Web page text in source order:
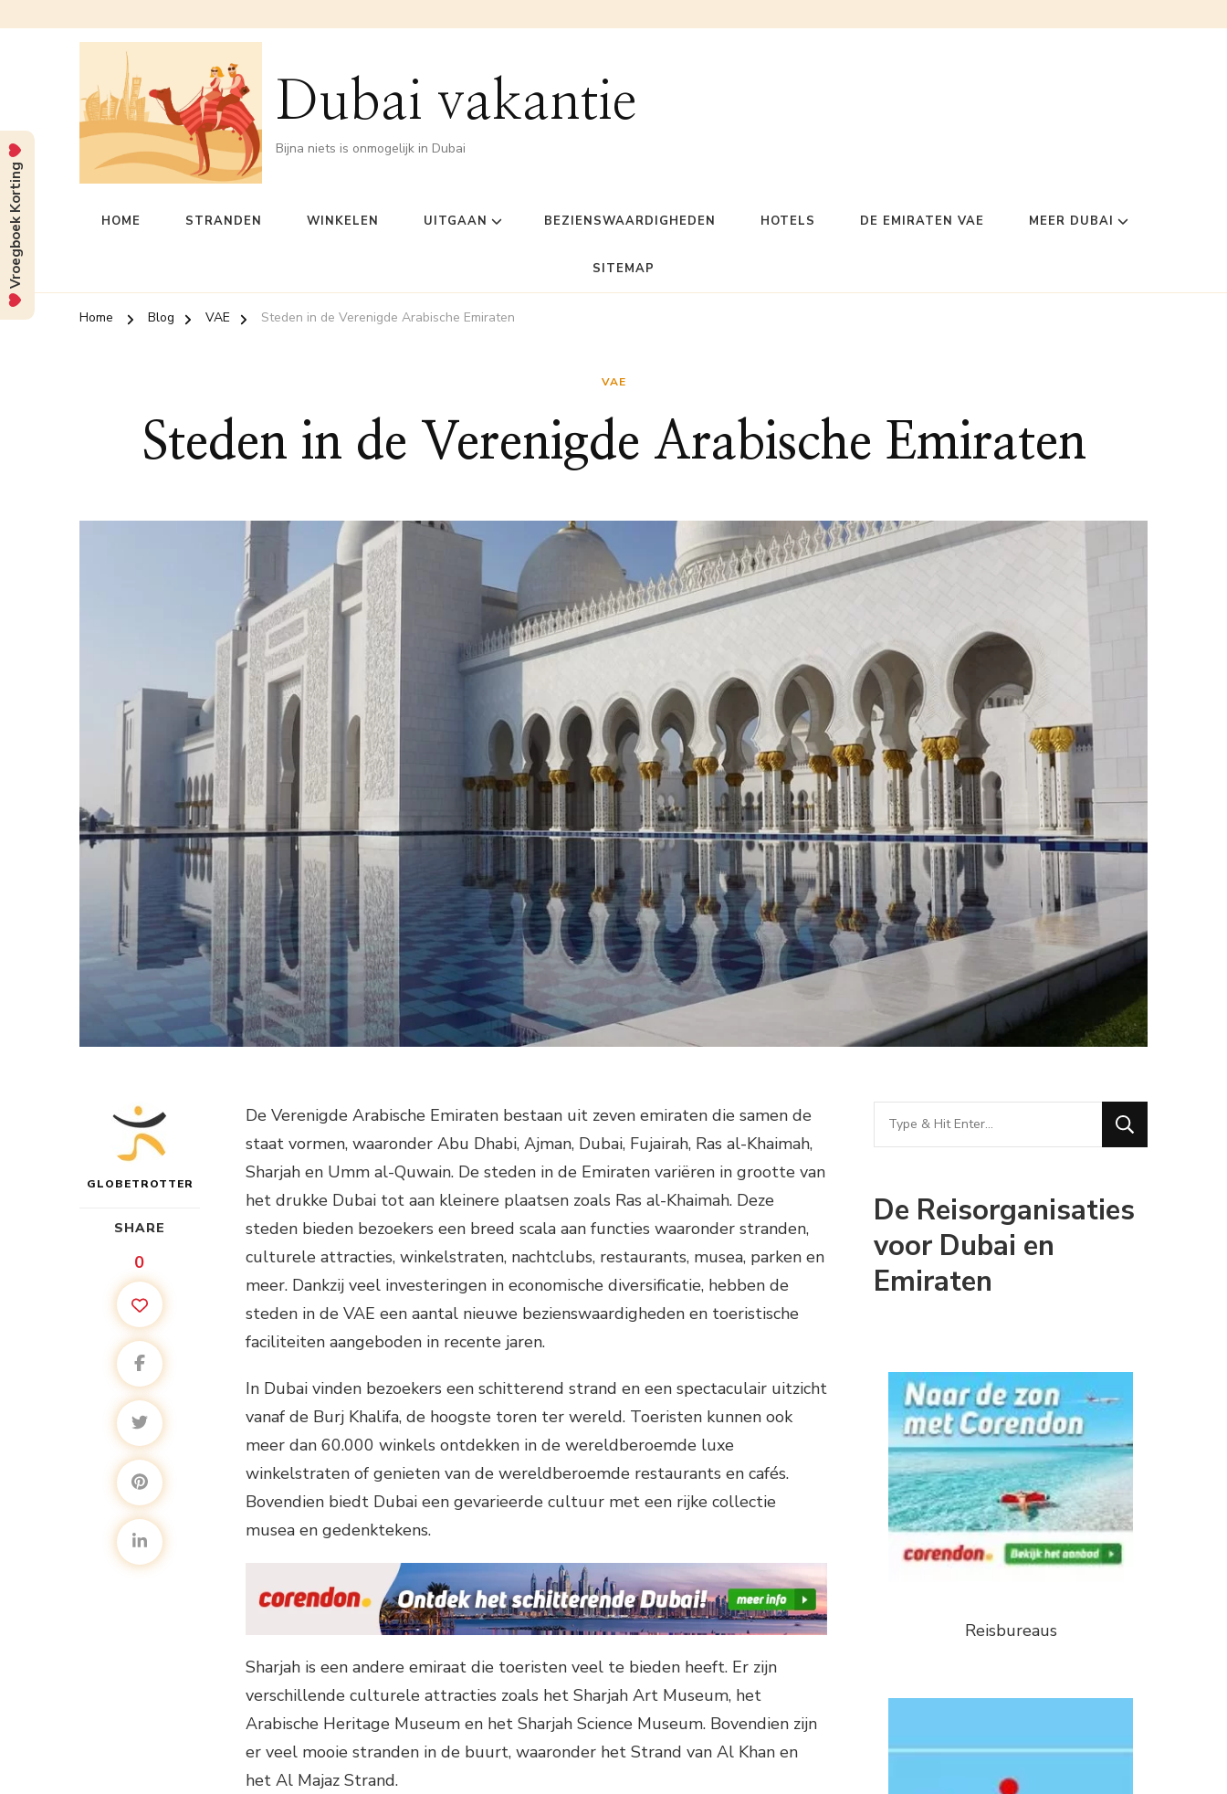
Dubai vakantie
Bijna niets is onmogelijk in Dubai
HOME STRANDEN WINKELEN UITGAAN BEZIENSWAARDIGHEDEN HOTELS DE EMIRATEN VAE MEER DUBAI
SITEMAP
Home Blog VAE Steden in de Verenigde Arabische Emiraten
VAE
Steden in de Verenigde Arabische Emiraten
GLOBETROTTER
SHARE
0
De Verenigde Arabische Emiraten bestaan uit zeven emiraten die samen de
staat vormen, waaronder Abu Dhabi, Ajman, Dubai, Fujairah, Ras al-Khaimah,
Sharjah en Umm al-Quwain. De steden in de Emiraten variëren in grootte van
het drukke Dubai tot aan kleinere plaatsen zoals Ras al-Khaimah. Deze
steden bieden bezoekers een breed scala aan functies waaronder stranden,
culturele attracties, winkelstraten, nachtclubs, restaurants, musea, parken en
meer. Dankzij veel investeringen in economische diversificatie, hebben de
steden in de VAE een aantal nieuwe bezienswaardigheden en toeristische
faciliteiten aangeboden in recente jaren.
In Dubai vinden bezoekers een schitterend strand en een spectaculair uitzicht
vanaf de Burj Khalifa, de hoogste toren ter wereld. Toeristen kunnen ook
meer dan 60.000 winkels ontdekken in de wereldberoemde luxe
winkelstraten of genieten van de wereldberoemde restaurants en cafés.
Bovendien biedt Dubai een gevarieerde cultuur met een rijke collectie
musea en gedenktekens.
Sharjah is een andere emiraat die toeristen veel te bieden heeft. Er zijn
verschillende culturele attracties zoals het Sharjah Art Museum, het
Arabische Heritage Museum en het Sharjah Science Museum. Bovendien zijn
er veel mooie stranden in de buurt, waaronder het Strand van Al Khan en
het Al Majaz Strand.
Looking
for
De Reisorganisaties
voor Dubai en
Emiraten
Reisbureaus
Vroegboek Korting